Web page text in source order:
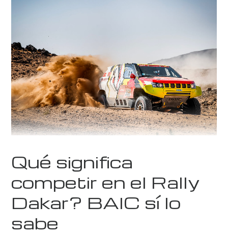
Qué significa
competir en el Rally
Dakar? BAIC sí lo
sabe